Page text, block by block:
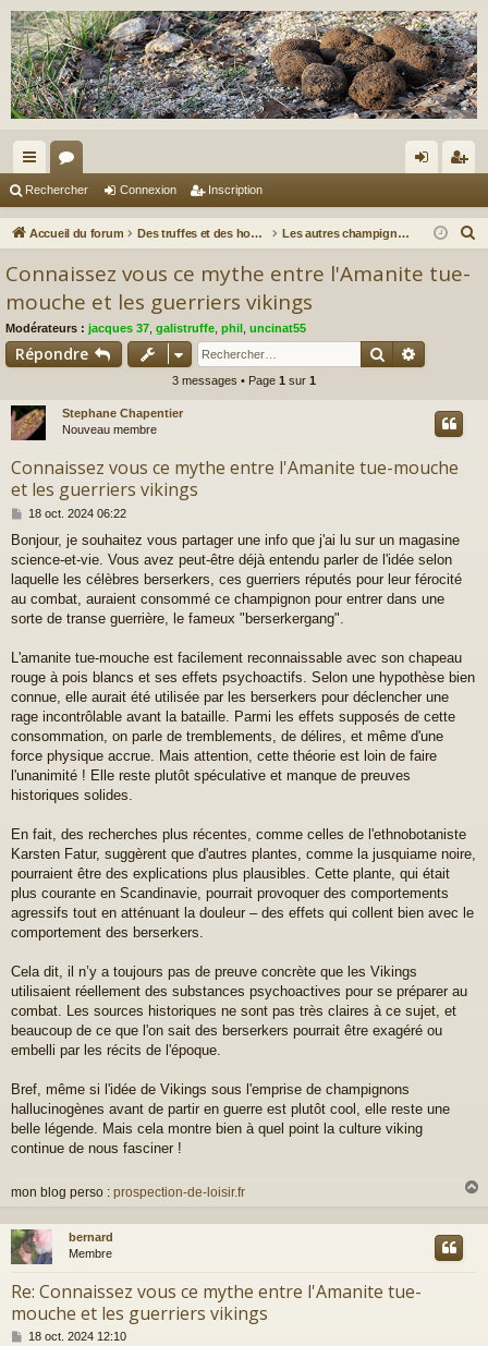
ac
co
s
or
u ne cri
Rechercher Connexion Inscription
Accueil du forum Des truffes et des hommes. Les autres champignons...
Connaissez vous ce mythe entre l'Amanite tue-
mouche et les guerriers vikings
Modérateurs : jacques 37 galistruffe phil uncinat55
Répondre Rechercher
3 messages • Page 1 sur 1
Stephane Chapentier
Nouveau membre
Connaissez vous ce mythe entre l'Amanite tue-mouche
et les guerriers vikings
M
s
s
a
g
18 oct. 2024 06:22
Bonjour, je souhaitez vous partager une info que j'ai lu sur un magasine
science-et-vie. Vous avez peut-être déjà entendu parler de l'idée selon
laquelle les célèbres berserkers, ces guerriers réputés pour leur férocité
au combat, auraient consommé ce champignon pour entrer dans une
sorte de transe guerrière, le fameux "berserkergang".
L'amanite tue-mouche est facilement reconnaissable avec son chapeau
rouge à pois blancs et ses effets psychoactifs. Selon une hypothèse bien
connue, elle aurait été utilisée par les berserkers pour déclencher une
rage incontrôlable avant la bataille. Parmi les effets supposés de cette
consommation, on parle de tremblements, de délires, et même d'une
force physique accrue. Mais attention, cette théorie est loin de faire
l'unanimité ! Elle reste plutôt spéculative et manque de preuves
historiques solides.
En fait, des recherches plus récentes, comme celles de l'ethnobotaniste
Karsten Fatur, suggèrent que d'autres plantes, comme la jusquiame noire,
pourraient être des explications plus plausibles. Cette plante, qui était
plus courante en Scandinavie, pourrait provoquer des comportements
agressifs tout en atténuant la douleur – des effets qui collent bien avec le
comportement des berserkers.
Cela dit, il n’y a toujours pas de preuve concrète que les Vikings
utilisaient réellement des substances psychoactives pour se préparer au
combat. Les sources historiques ne sont pas très claires à ce sujet, et
beaucoup de ce que l'on sait des berserkers pourrait être exagéré ou
embelli par les récits de l'époque.
Bref, même si l'idée de Vikings sous l'emprise de champignons
hallucinogènes avant de partir en guerre est plutôt cool, elle reste une
belle légende. Mais cela montre bien à quel point la culture viking
continue de nous fasciner !
mon blog perso : prospection-de-loisir.fr
u
bernard
Membre
Re: Connaissez vous ce mythe entre l'Amanite tue-
mouche et les guerriers vikings
M
18 oct. 2024 12:10